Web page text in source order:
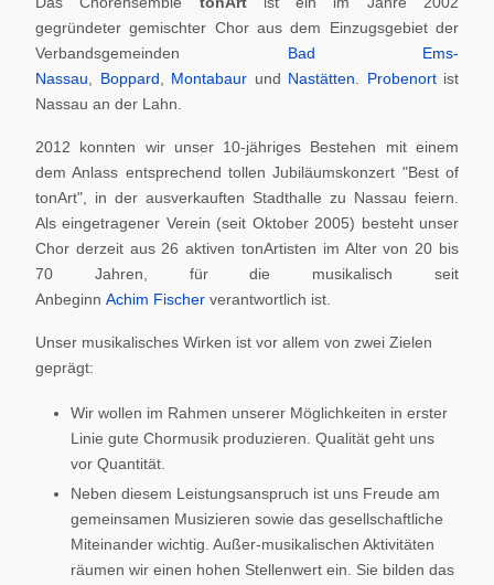
gegründeter gemischter Chor aus dem Einzugsgebiet der
Verbandsgemeinden Bad Ems-
Nassau
Boppard Montabaur und Nastätten Probenortist
Nassau an der Lahn.
2012 konnten wir unser 10-jähriges Bestehen mit einem
dem Anlass entsprechend tollen Jubiläumskonzert "Best of
tonArt", in der ausverkauften Stadthalle zu Nassau feiern.
Als eingetragener Verein (seit Oktober 2005) besteht unser
Chor derzeit aus 26 aktiven tonArtisten im Alter von 20 bis
70 Jahren, für die musikalisch seit
Anbeginn Achim Fischer verantwortlich ist.
Unser musikalisches Wirken ist vor allem von zwei Zielen
geprägt:
Wir wollen im Rahmen unserer Möglichkeiten in erster
Linie gute Chormusik produzieren. Qualität geht uns
vor Quantität.
Neben diesem Leistungsanspruch ist uns Freude am
gemeinsamen Musizieren sowie das gesellschaftliche
Miteinander wichtig. Außer-musikalischen Aktivitäten
räumen wir einen hohen Stellenwert ein. Sie bilden das